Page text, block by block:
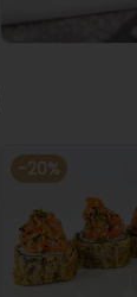
-20%